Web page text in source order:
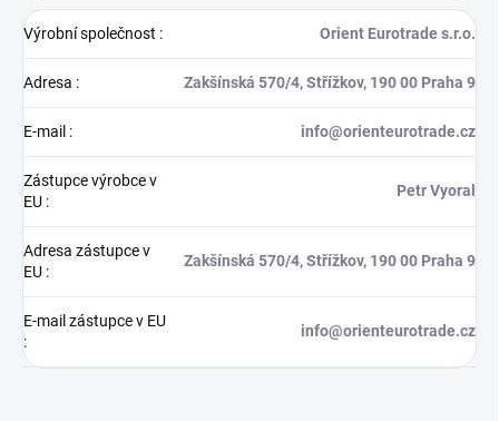
Výrobní společnost : Orient Eurotrade s.r.o.
Adresa : Zakšínská 570/4, Střížkov, 190 00 Praha 9
E-mail : info@orienteurotrade.cz
Zástupce výrobce v
EU :
Petr Vyoral
Adresa zástupce v
EU :
Zakšínská 570/4, Střížkov, 190 00 Praha 9
E-mail zástupce v EU
:
info@orienteurotrade.cz